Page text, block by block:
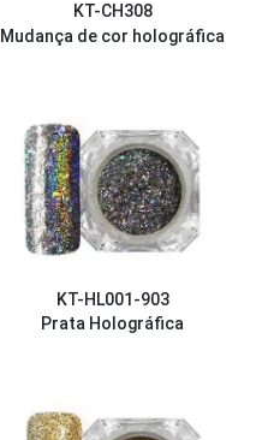
KT-CH308
Mudança de cor holográfica
KT-HL001-903
Prata Holográfica